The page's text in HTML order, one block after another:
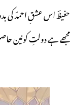
حفیظؔ اس عشقِ احمدؐ کی
مجھے ہے دولتِ کونین